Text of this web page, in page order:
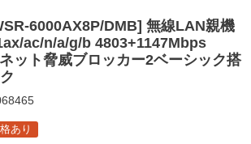
6000AX8P/DMB] 無線LAN親機
ac/n/a/g/b 4803+1147Mbps
ット脅威ブロッカー2ベーシック搭
あり